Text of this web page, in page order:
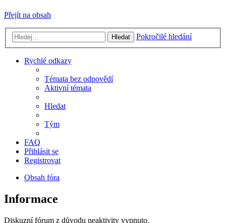
Přejít na obsah
Hledat Pokročilé hledání
Rychlé odkazy
Témata bez odpovědí
Aktivní témata
Hledat
Tým
FAQ
Přihlásit se
Registrovat
Obsah fóra
Informace
Diskuzní fórum z důvodu neaktivity vypnuto.